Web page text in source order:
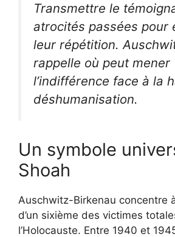
Transmettre le
atrocités passées pour
leur répétition.
rappelle où peut mener
l’indifférence face à la
déshumanisation.
Un symbole
Shoah
Auschwitz-Birkenau concentre
d’un sixième des victimes
l’Holocauste. Entre 1940 et